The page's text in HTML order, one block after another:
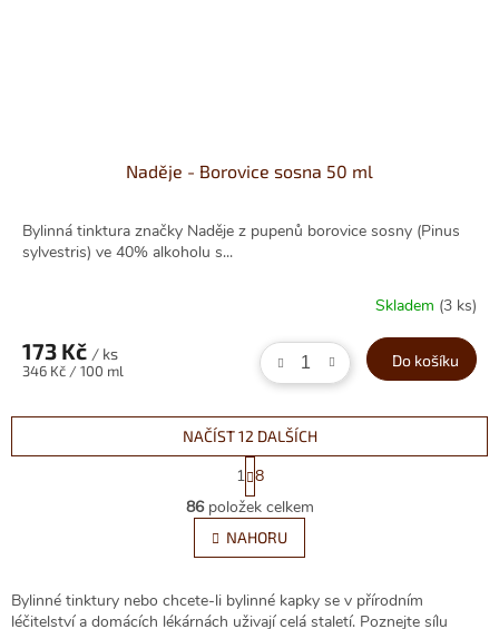
Naděje - Borovice sosna 50 ml
Bylinná tinktura značky Naděje z pupenů borovice sosny (Pinus
sylvestris) ve 40% alkoholu s...
Skladem (3 ks)
173 Kč / ks
Měrná
346 Kč / 100 ml
Do košíku
O
v
l
á
a
c
NAČÍST 12 DALŠÍCH
S
t
r
á
n
k
v
á
1 8
86položek celkem
NAHORU
Bylinné tinktury nebo chcete-li bylinné kapky se v přírodním
léčitelství a domácích lékárnách uživají celá staletí. Poznejte sílu